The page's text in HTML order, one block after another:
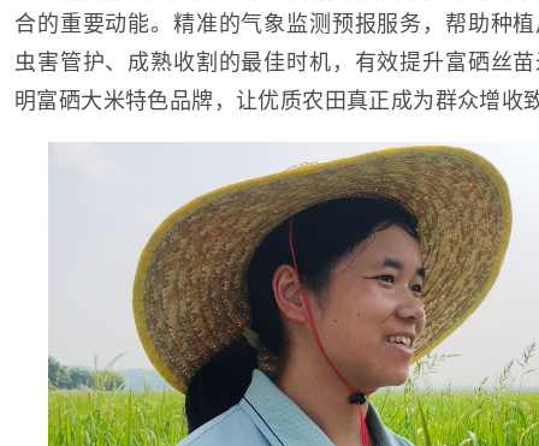
合的重要动能。精准的气象监测预报服务，帮助种
虫害管护、成熟收割的最佳时机，有效提升富硒丝
明富硒大米特色品牌，让优质农田真正成为群众增收